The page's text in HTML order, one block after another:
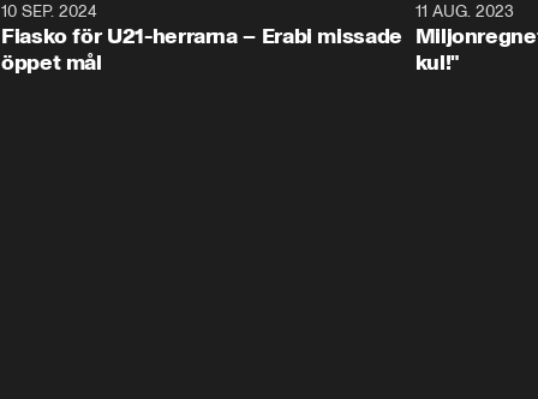
10 SEP. 2024
Fiasko för U21-herrarna – Erabi missade
öppet mål
11 AUG. 2023
kul!"